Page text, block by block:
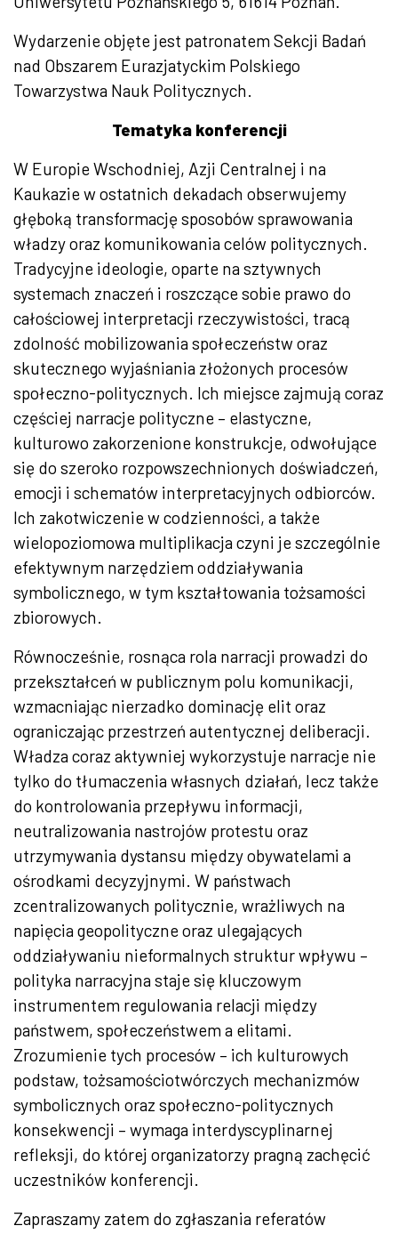
Wydarzenie objęte jest patronatem Sekcji Badań
nad Obszarem Eurazjatyckim Polskiego
Towarzystwa Nauk Politycznych.
Tematyka konferencji
W Europie Wschodniej, Azji Centralnej i na
Kaukazie w ostatnich dekadach obserwujemy
głęboką transformację sposobów sprawowania
władzy oraz komunikowania celów politycznych.
Tradycyjne ideologie, oparte na sztywnych
systemach znaczeń i roszczące sobie prawo do
całościowej interpretacji rzeczywistości, tracą
zdolność mobilizowania społeczeństw oraz
skutecznego wyjaśniania złożonych procesów
społeczno-politycznych. Ich miejsce zajmują coraz
częściej narracje polityczne – elastyczne,
kulturowo zakorzenione konstrukcje, odwołujące
się do szeroko rozpowszechnionych doświadczeń,
emocji i schematów interpretacyjnych odbiorców.
Ich zakotwiczenie w codzienności, a także
wielopoziomowa multiplikacja czyni je szczególnie
efektywnym narzędziem oddziaływania
symbolicznego, w tym kształtowania tożsamości
zbiorowych.
Równocześnie, rosnąca rola narracji prowadzi do
przekształceń w publicznym polu komunikacji,
wzmacniając nierzadko dominację elit oraz
ograniczając przestrzeń autentycznej deliberacji.
Władza coraz aktywniej wykorzystuje narracje nie
tylko do tłumaczenia własnych działań, lecz także
do kontrolowania przepływu informacji,
neutralizowania nastrojów protestu oraz
utrzymywania dystansu między obywatelami a
ośrodkami decyzyjnymi. W państwach
zcentralizowanych politycznie, wrażliwych na
napięcia geopolityczne oraz ulegających
oddziaływaniu nieformalnych struktur wpływu –
polityka narracyjna staje się kluczowym
instrumentem regulowania relacji między
państwem, społeczeństwem a elitami.
Zrozumienie tych procesów – ich kulturowych
podstaw, tożsamościotwórczych mechanizmów
symbolicznych oraz społeczno-politycznych
konsekwencji – wymaga interdyscyplinarnej
refleksji, do której organizatorzy pragną zachęcić
uczestników konferencji.
Zapraszamy zatem do zgłaszania referatów